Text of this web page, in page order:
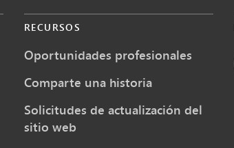
RECURSOS
Oportunidades profesionales
Comparte una historia
Solicitudes de actualización del
sitio web